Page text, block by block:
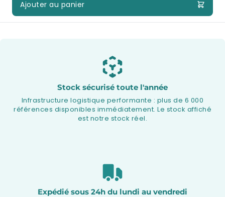
Ajouter au panier
Stock sécurisé toute l'année
Infrastructure logistique performante : plus de 6 000
références disponibles immédiatement. Le stock affiché
est notre stock réel.
Expédié sous 24h du lundi au vendredi